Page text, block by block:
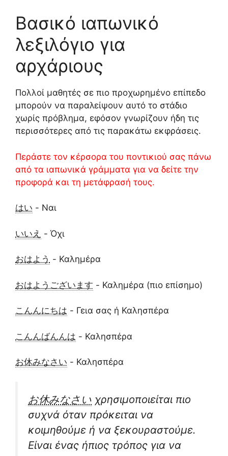
Βασικό ιαπωνικό
λεξιλόγιο για
αρχάριους
Πολλοί μαθητές σε πιο προχωρημένο επίπεδο
μπορούν να παραλείψουν αυτό το στάδιο
χωρίς πρόβλημα, εφόσον γνωρίζουν ήδη τις
περισσότερες από τις παρακάτω εκφράσεις.
Περάστε τον κέρσορα του ποντικιού σας πάνω
από τα ιαπωνικά γράμματα για να δείτε την
προφορά και τη μετάφρασή τους.
はい - Ναι
いいえ - Όχι
おはよう - Καλημέρα
おはようございます - Καλημέρα (πιο επίσημο)
こんんにちは - Γεια σας ή Καλησπέρα
こんんばんんは - Καλησπέρα
お休みなさい - Καλησπέρα
お休みなさい χρησιμοποιείται πιο
συχνά όταν πρόκειται να
κοιμηθούμε ή να ξεκουραστούμε.
Είναι ένας ήπιος τρόπος για να